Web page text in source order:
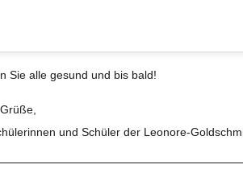
Sie alle gesund und bis bald!
und Schü­ler der Leonore-